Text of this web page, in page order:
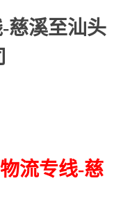
慈溪至汕头
流专线-慈